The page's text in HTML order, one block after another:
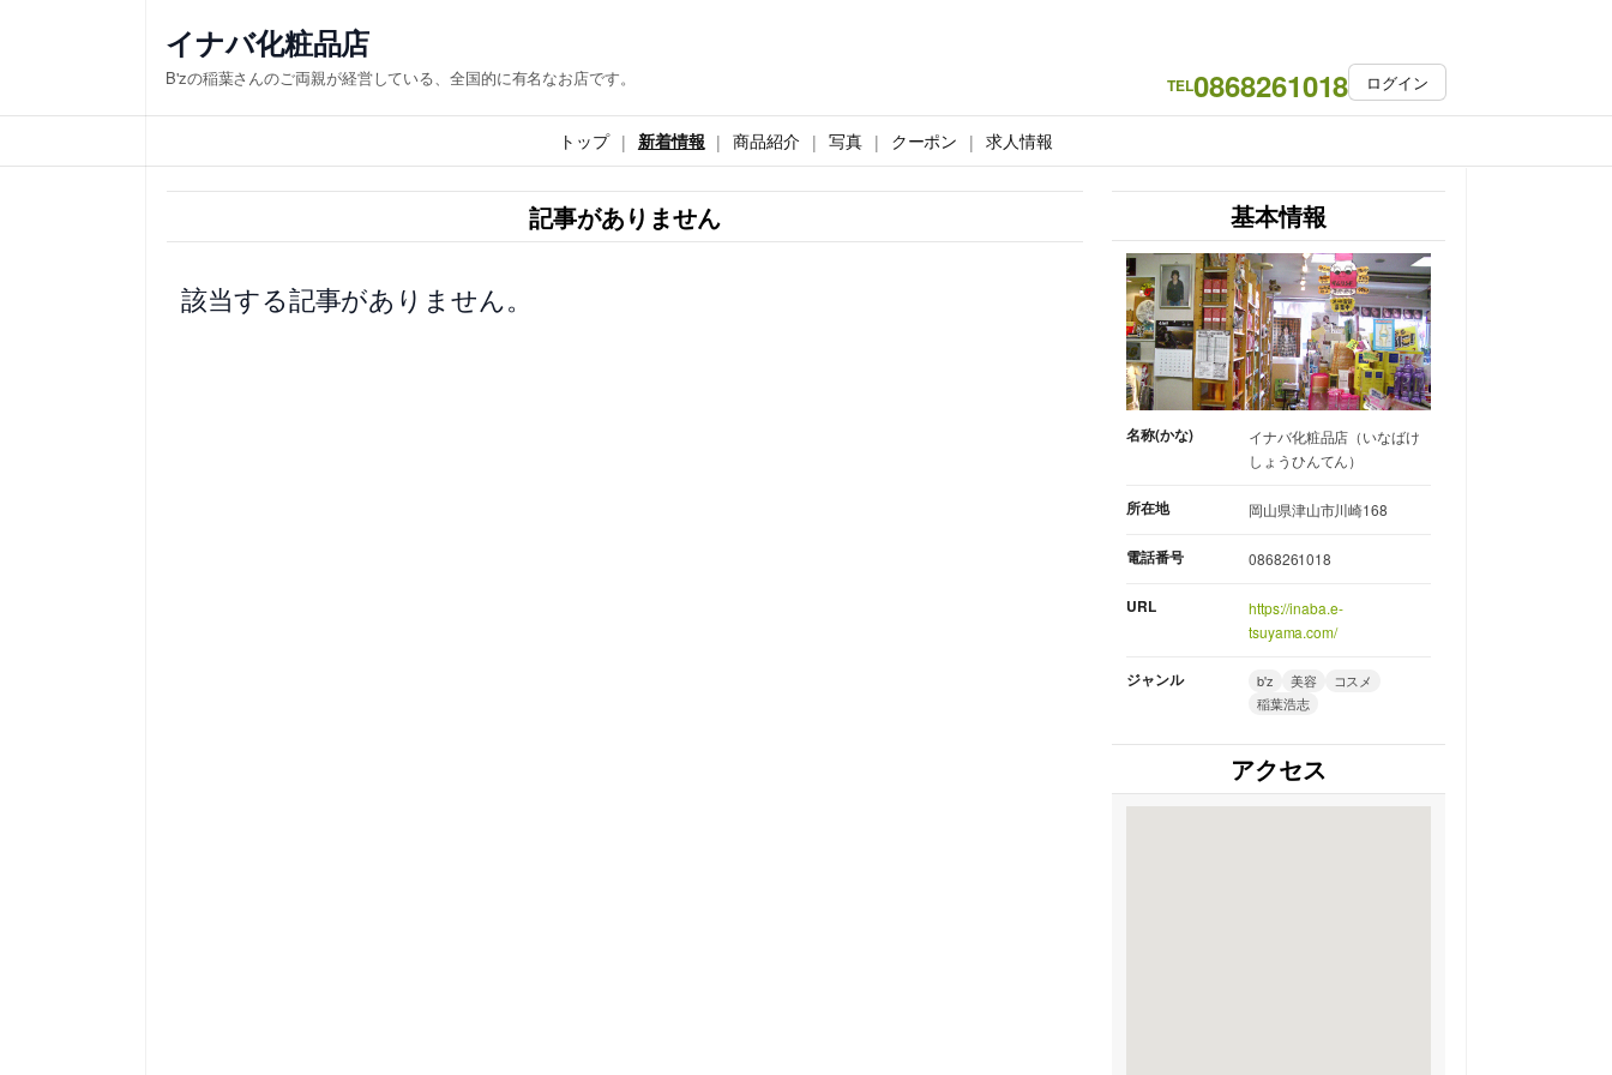
ス
キ
イナバ化粧品店
B'zの稲葉さんのご両親が経営している、全国的に有名なお店です。 TEL0868261018 ログイン
トップ 新着情報 商品紹介 写真 クーポン 求人情報
記事がありません
該当する記事がありません。
基本情報
名称(かな)
イナバ化粧品店（いなばけ
しょうひんてん）
所在地 岡山県津山市川崎168
電話番号 0868261018
URL
https://inaba.e-
tsuyama.com/
ジャンル b'z 美容
コスメ
稲葉浩志
アクセス